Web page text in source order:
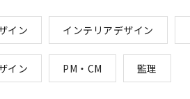
イン インテリアデザイン
イン PM・CM​ 監理